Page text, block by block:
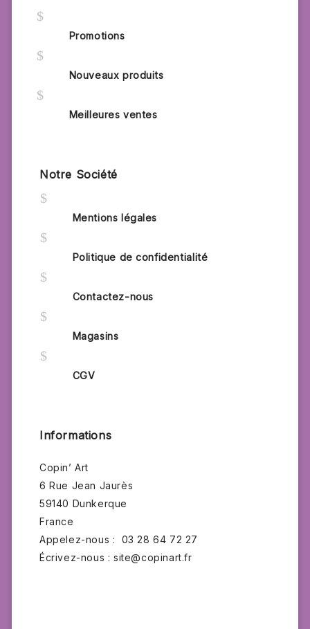
$
Promotions
$
Nouveaux produits
$
Meilleures ventes
Notre Société
$
Mentions légales
$
Politique de confidentialité
$
Contactez-nous
$
Magasins
$
CGV
Informations
Copin’ Art
6 Rue Jean Jaurès
59140 Dunkerque
France
Appelez-nous :
03 28 64 72 27
Écrivez-nous :site@copinart.fr